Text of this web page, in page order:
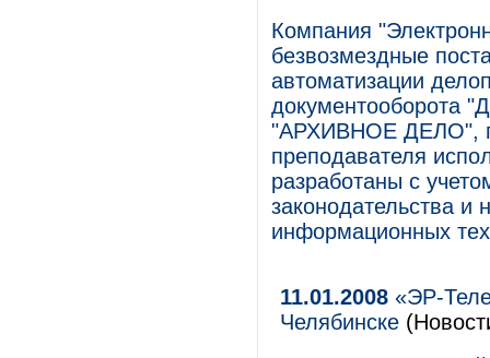
Компания
безвозмездные
автоматизации
документооборота
"АРХИВНОЕ ДЕЛО",
преподавателя
разработаны с
законодательства
информационных
11.01.2008 «ЭР-
Челябинске